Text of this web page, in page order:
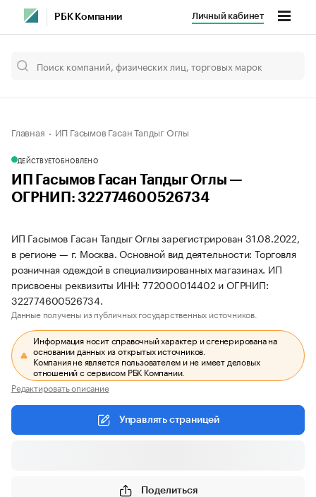
РБК Компании Личный кабинет
Главная ИП Гасымов Гасан Тапдыг Оглы
ДЕЙСТВУЕТОБНОВЛЕНО
ИП Гасымов Гасан Тапдыг Оглы —
ОГРНИП: 322774600526734
ИП Гасымов Гасан Тапдыг Оглы зарегистрирован 31.08.2022,
в регионе — г. Москва. Основной вид деятельности: Торговля
розничная одеждой в специализированных магазинах. ИП
присвоены реквизиты ИНН: 772000014402 и ОГРНИП:
322774600526734.
Данные получены из публичных государственных источников.
Информация носит справочный характер и сгенерирована на
основании данных из открытых источников.
Компания не является пользователем и не имеет деловых
отношений с сервисом РБК Компании.
Редактировать описание
Управлять страницей
Поделиться